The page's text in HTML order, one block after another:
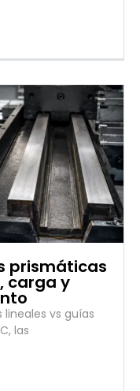
prismáticas
carga y
vs guías
las